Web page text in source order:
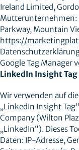
Ireland Limited,
Mutterunternehmen:
Parkway, Mountain
https://
Google Tag Manager
LinkedIn Insight Tag
Wir verwenden auf
„LinkedIn Insight
Company (Wilton
„LinkedIn“). Dieses
Daten: IP-Adresse,